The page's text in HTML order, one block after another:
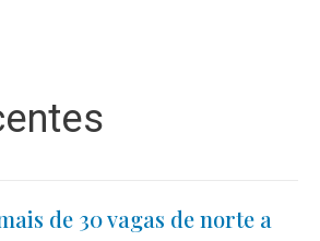
de 30 vagas de norte a